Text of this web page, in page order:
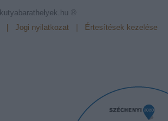
kutyabarathelyek.hu ®
Jogi nyilatkozat Értesítések kezelése